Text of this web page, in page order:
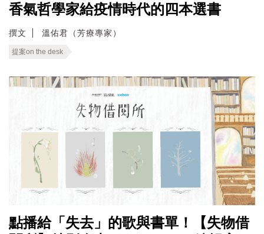
香氣哲學家給疫情時代的四本選書
撰文 溫佑君（芳療專家）
提案on the desk
點播給「失去」的歌與書單！【失物借